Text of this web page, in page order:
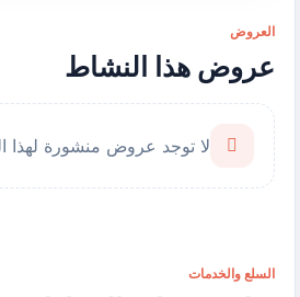
العروض
عروض هذا النشاط
لا توجد عروض منشورة لهذا
السلع والخدمات